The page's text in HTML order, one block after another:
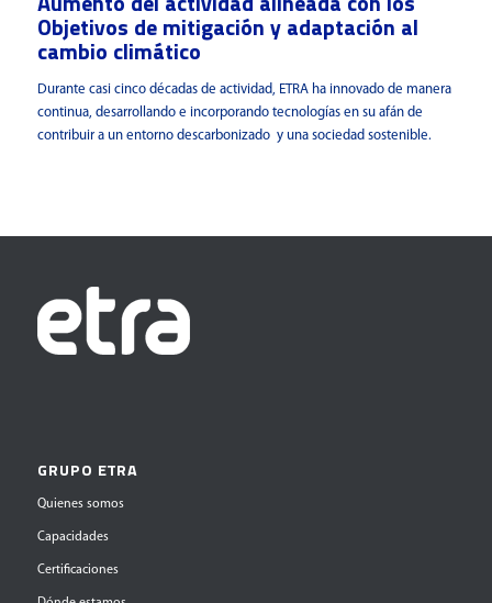
Aumento del actividad alineada con los
Objetivos de mitigación y adaptación al
cambio climático
Durante casi cinco décadas de actividad, ETRA ha innovado de manera
continua, desarrollando e incorporando tecnologías en su afán de
contribuir a un entorno descarbonizado y una sociedad sostenible.
GRUPO ETRA
Quienes somos
Capacidades
Certificaciones